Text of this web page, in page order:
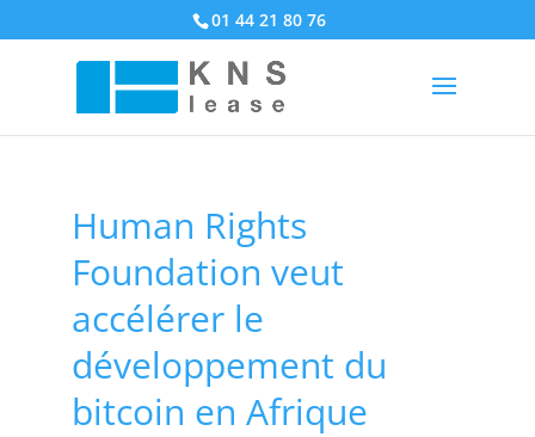
01 44 21 80 76
Human Rights
Foundation veut
accélérer le
développement du
bitcoin en Afrique